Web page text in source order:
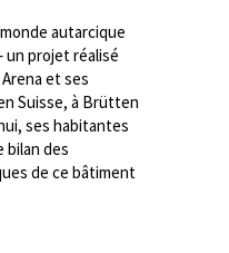
autarcique
un projet réalisé
et ses
Suisse, à Brütten
ses habitantes
des
de ce bâtiment